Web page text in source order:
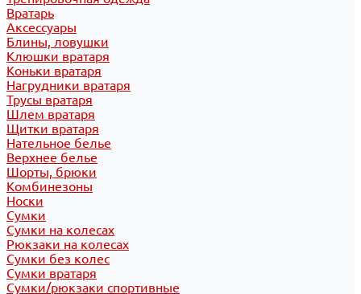
Вратарь
Аксессуары
Блины, ловушки
Клюшки вратаря
Коньки вратаря
Нагрудники вратаря
Трусы вратаря
Шлем вратаря
Щитки вратаря
Нательное белье
Верхнее белье
Шорты, брюки
Комбинезоны
Носки
Сумки
Сумки на колесах
Рюкзаки на колесах
Сумки без колес
Сумки вратаря
Сумки/рюкзаки спортивные